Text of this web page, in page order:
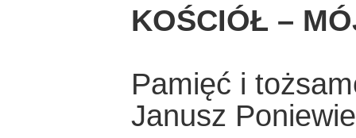
KOŚCIÓŁ –
Pamięć i
Janusz